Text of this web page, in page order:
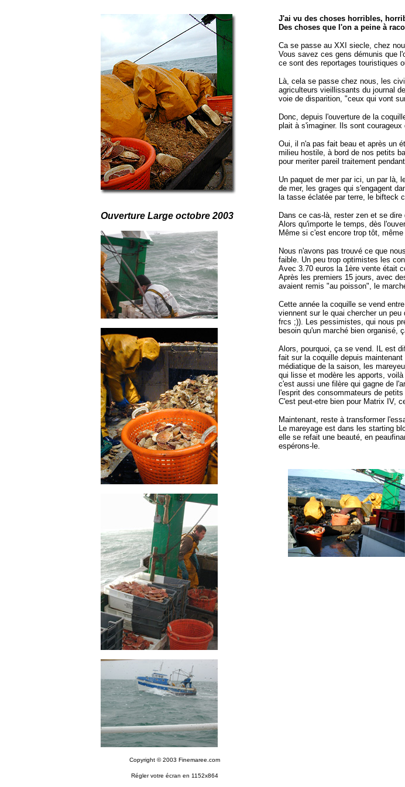
Ouverture Large octobre 2003
Copyright © 2003 Finemaree.com
Régler votre écran en 1152x864
J'ai vu des choses horribles,
Des choses que l'on a peine à
Ca se passe au XXI siecle, chez
Vous savez ces gens démunis que
ce sont des reportages touristiques
Là, cela se passe chez nous, les
agriculteurs vieillissants du journal
voie de disparition, "ceux qui vont
Donc, depuis l'ouverture de la
plait à s'imaginer. Ils sont
Oui, il n'a pas fait beau et après un
milieu hostile, à bord de nos petits
pour meriter pareil traitement
Un paquet de mer par ici, un par là,
de mer, les grages qui s'engagent
la tasse éclatée par terre, le bifteck
Dans ce cas-là, rester zen et se
Alors qu'importe le temps, dès
Même si c'est encore trop tôt,
Nous n'avons pas trouvé ce que
faible. Un peu trop optimistes les
Avec 3.70 euros la 1ère vente était
Après les premiers 15 jours, avec
avaient remis "au poisson", le
Cette année la coquille se vend
viennent sur le quai chercher un
frcs ;)). Les pessimistes, qui nous
besoin qu'un marché bien organisé,
Alors, pourquoi, ça se vend. IL est
fait sur la coquille depuis
médiatique de la saison, les
qui lisse et modère les apports,
c'est aussi une filère qui gagne de
l'esprit des consommateurs de
C'est peut-etre bien pour Matrix IV,
Maintenant, reste à transformer
Le mareyage est dans les starting
elle se refait une beauté, en
espérons-le.